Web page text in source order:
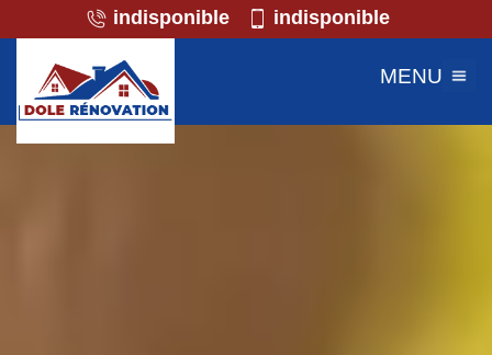
indisponible indisponible
MENU